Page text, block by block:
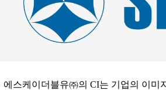
에스케이더블유㈜의 CI는 기업의 이미